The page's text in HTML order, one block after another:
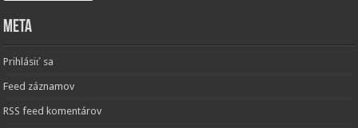
Meta
Prihlásiť sa
Feed záznamov
RSS feed komentárov